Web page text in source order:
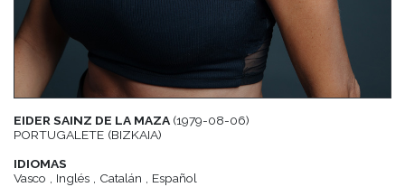
EIDER SAINZ DE LA MAZA (1979-08-06)
PORTUGALETE (BIZKAIA)
IDIOMAS
Vasco , Inglés , Catalán , Español